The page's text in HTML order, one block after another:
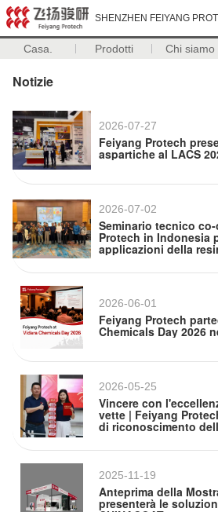
SHENZHEN FEIYANG
Casa. Prodotti Chi siamo
Notizie
2026-07-27
Feiyang Protech
aspartiche al LACS
2026-07-02
Seminario tecnico
Protech in Indonesia
applicazioni della
2026-06-01
Feiyang Protech
Chemicals Day 2026
2026-05-25
Vincere con
vette | Feiyang
di riconoscimento
vendita del primo
2025-11-19
Anteprima della
presenterà le